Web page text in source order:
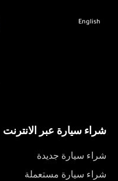
English
شراء سيارة عبر الانترنت
شراء سيارة جديدة
شراء سيارة مستعملة